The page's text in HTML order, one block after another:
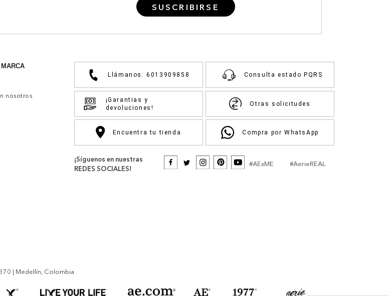
SUSCRIBIRSE
nosotros
Llámanos: 6013909858 Consulta estado PQRS
¡Garantias y
devoluciones!
Otras solicitudes
Encuentra tu tienda Compra por WhatsApp
¡Síguenos en nuestras
REDES SOCIALES!
#AExME #AerieREAL
| Medellín, Colombia